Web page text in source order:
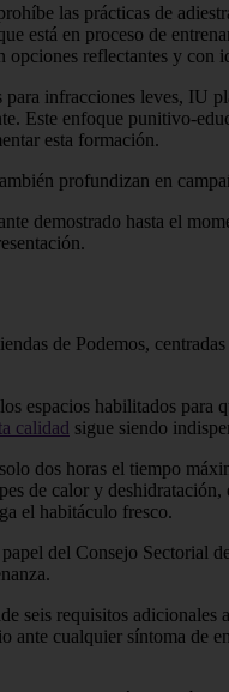
las prácticas de
está en proceso de
opciones reflectantes y con
infracciones leves, IU
Este enfoque punitivo-
esta formación.
profundizan en
demostrado hasta el
de Podemos,
espacios habilitados
calidad sigue siendo
dos horas el tiempo
de calor y
el habitáculo fresco.
del Consejo Sectorial
seis requisitos
cualquier síntoma de